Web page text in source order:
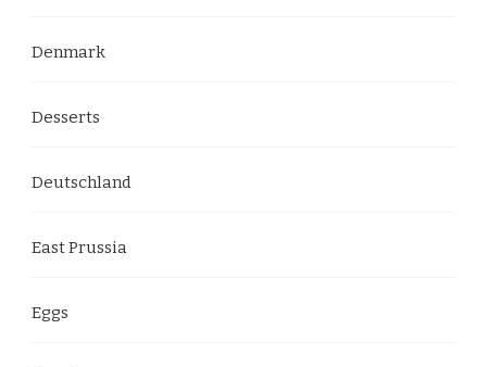
Denmark
Desserts
Deutschland
East Prussia
Eggs